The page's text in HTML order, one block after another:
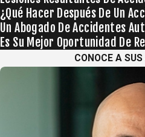
¿Qué Hacer Después De Un
Un Abogado De Accidentes
Es Su Mejor Oportunidad De
CONOCE A